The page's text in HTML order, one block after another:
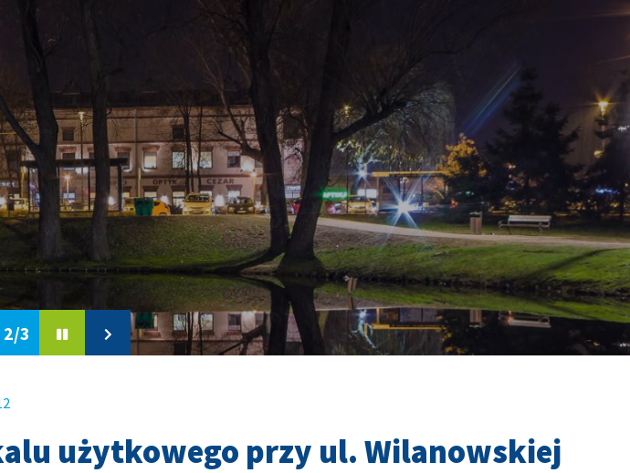
Pause
Next
slide
2/3
użytkowego przy ul. Wilanowskiej